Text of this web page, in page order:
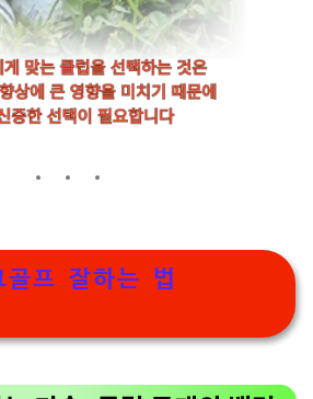
골프 잘하는 법